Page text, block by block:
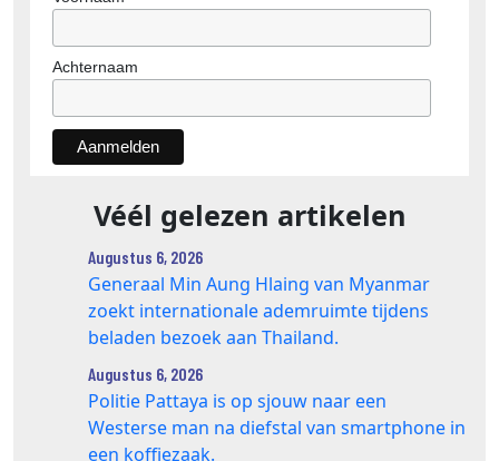
Achternaam
Véél gelezen artikelen
Augustus 6, 2026
Generaal Min Aung Hlaing van Myanmar
zoekt internationale ademruimte tijdens
beladen bezoek aan Thailand.
Augustus 6, 2026
Politie Pattaya is op sjouw naar een
Westerse man na diefstal van smartphone in
een koffiezaak.